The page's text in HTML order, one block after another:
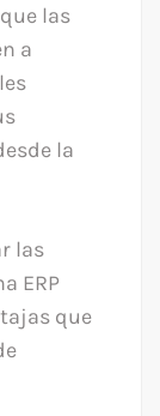
las
a
la
las
ERP
que